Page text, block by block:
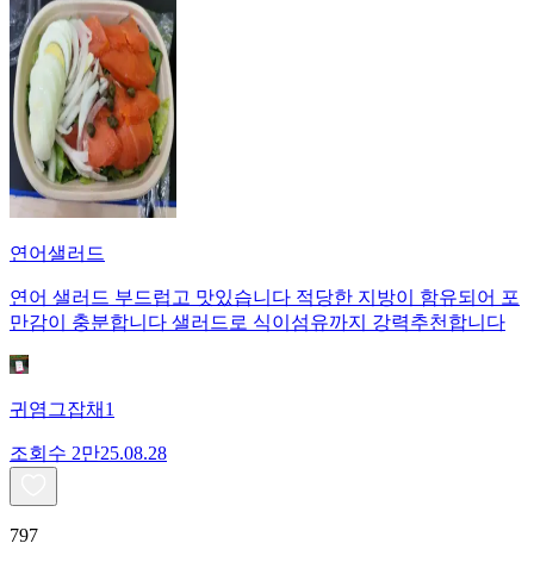
연어샐러드
연어 샐러드 부드럽고 맛있습니다 적당한 지방이 함유되어 포
만감이 충분합니다 샐러드로 식이섬유까지 강력추천합니다
귀염그잡채1
조회수 2만25.08.28
797